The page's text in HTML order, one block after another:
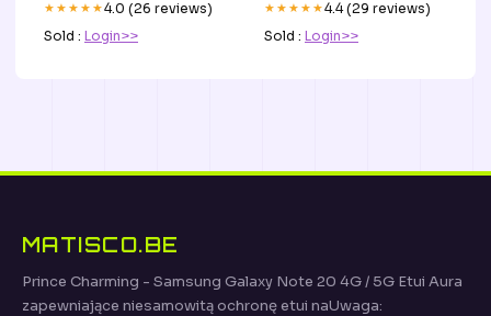
★★★★★4.0 (26 reviews)
Sold : Login>>
★★★★★4.4 (29 reviews)
Sold : Login>>
MATISCO.BE
Prince Charming - Samsung Galaxy Note 20 4G / 5G Etui Aura
zapewniające niesamowitą ochronę etui naUwaga: